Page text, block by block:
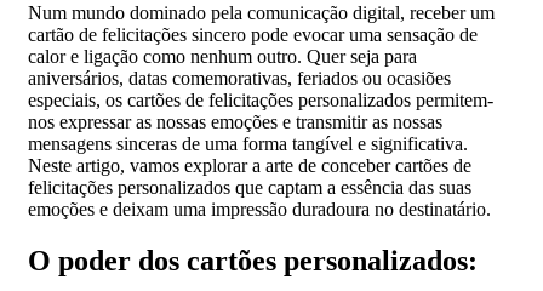
Num mundo dominado pela comunicação digital, receber um
cartão de felicitações sincero pode evocar uma sensação de
calor e ligação como nenhum outro. Quer seja para
aniversários, datas comemorativas, feriados ou ocasiões
especiais, os cartões de felicitações personalizados permitem-
nos expressar as nossas emoções e transmitir as nossas
mensagens sinceras de uma forma tangível e significativa.
Neste artigo, vamos explorar a arte de conceber cartões de
felicitações personalizados que captam a essência das suas
emoções e deixam uma impressão duradoura no destinatário.
O poder dos cartões personalizados: